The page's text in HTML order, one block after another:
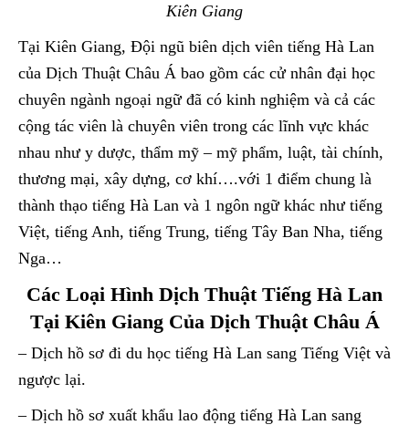
Kiên Giang
Tại Kiên Giang, Đội ngũ biên dịch viên tiếng Hà Lan
của Dịch Thuật Châu Á bao gồm các cử nhân đại học
chuyên ngành ngoại ngữ đã có kinh nghiệm và cả các
cộng tác viên là chuyên viên trong các lĩnh vực khác
nhau như y dược, thẩm mỹ – mỹ phẩm, luật, tài chính,
thương mại, xây dựng, cơ khí….với 1 điểm chung là
thành thạo tiếng Hà Lan và 1 ngôn ngữ khác như tiếng
Việt, tiếng Anh, tiếng Trung, tiếng Tây Ban Nha, tiếng
Nga…
Các Loại Hình Dịch Thuật Tiếng Hà Lan
Tại Kiên Giang Của Dịch Thuật Châu Á
– Dịch hồ sơ đi du học tiếng Hà Lan sang Tiếng Việt và
ngược lại.
– Dịch hồ sơ xuất khẩu lao động tiếng Hà Lan sang